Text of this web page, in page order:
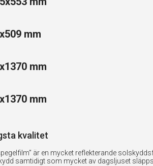
mm
mm
mm
kvalitet
är en mycket reflekterande
samtidigt som mycket av dagsljuset